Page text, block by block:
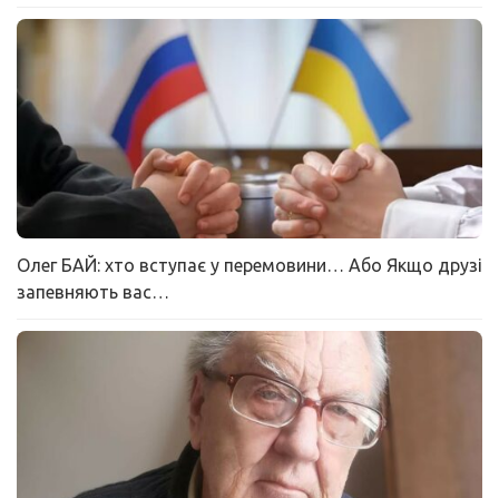
Олег БАЙ: хто вступає у перемовини… Або Якщо друзі
запевняють вас…